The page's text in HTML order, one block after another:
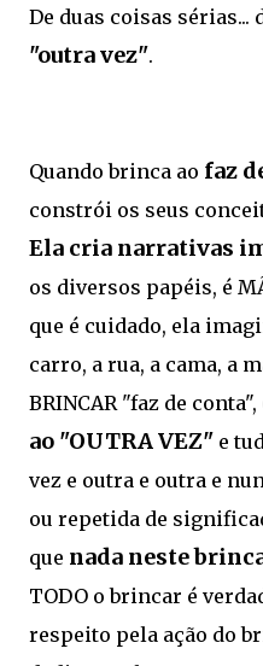
De duas coisas sérias...
"outra vez".
Quando brinca ao faz
constrói os seus
Ela cria narrativas
os diversos papéis, é
que é cuidado, ela
carro, a rua, a cama, a
BRINCAR "faz de conta",
ao "OUTRA VEZ" e
vez e outra e outra e
ou repetida de
que nada neste
TODO o brincar é
respeito pela ação do